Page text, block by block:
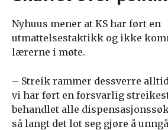
Nyhuus mener at KS har ført en
utmattelsestaktikk og ikke
lærerne i møte.
– Streik rammer dessverre
vi har ført en forsvarlig
behandlet alle
så langt det lot seg gjøre å